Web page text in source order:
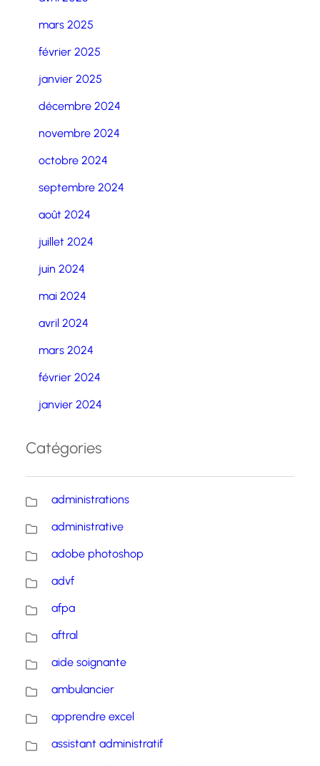
mars 2025
février 2025
janvier 2025
décembre 2024
novembre 2024
octobre 2024
septembre 2024
août 2024
juillet 2024
juin 2024
mai 2024
avril 2024
mars 2024
février 2024
janvier 2024
Catégories
administrations
administrative
adobe photoshop
advf
afpa
aftral
aide soignante
ambulancier
apprendre excel
assistant administratif